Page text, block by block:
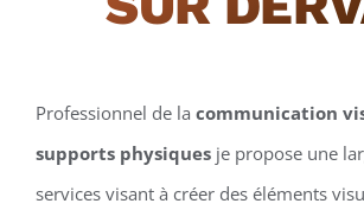
Professionnel de la communication
supports physiquesje propose une
services visant à créer des éléments